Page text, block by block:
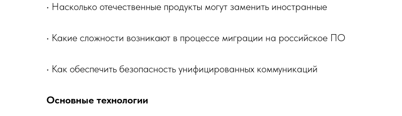
• Насколько отечественные продукты могут заменить иностранные
• Какие сложности возникают в процессе миграции на российское ПО
• Как обеспечить безопасность унифицированных коммуникаций
Основные технологии